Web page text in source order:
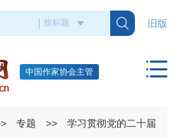
旧版
中国作家协会主管
专题 >>
学习贯彻党的二十届